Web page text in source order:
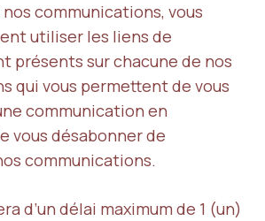
communications, vous
utiliser les liens de
présents sur chacune de nos
qui vous permettent de vous
communication en
vous désabonner de
communications.
d’un délai maximum de 1 (un)